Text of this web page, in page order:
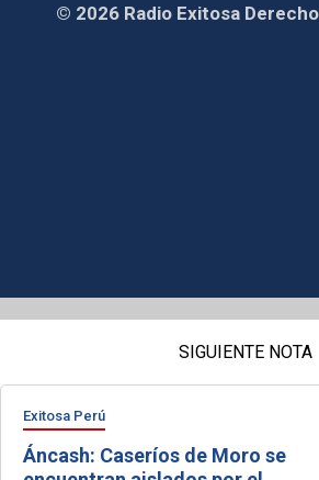
© 2026 Radio Exitosa
SIGUIENTE NOTA
Exitosa Perú
Áncash: Caseríos de Moro se